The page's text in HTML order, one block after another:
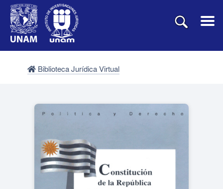
Biblioteca Jurídica Virtual